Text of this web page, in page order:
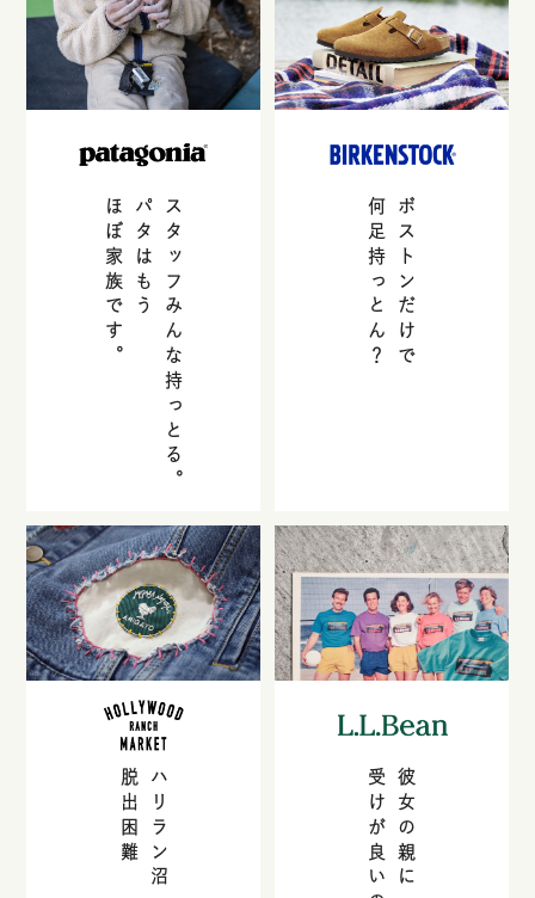
スタッフみんな持っとる。
パタはもう
ほぼ家族です。 ボストンだけで
何足持っとん？
ハリラン沼
脱出困難 彼女の親に